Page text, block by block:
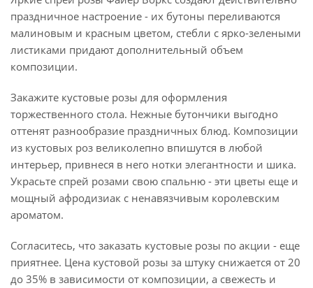
праздничное настроение - их бутоны переливаются
малиновым и красным цветом, стебли с ярко-зелеными
листиками придают дополнительный объем
композиции.
Закажите кустовые розы для оформления
торжественного стола. Нежные бутончики выгодно
оттенят разнообразие праздничных блюд. Композиции
из кустовых роз великолепно впишутся в любой
интерьер, привнеся в него нотки элегантности и шика.
Украсьте спрей розами свою спальню - эти цветы еще и
мощный афродизиак с ненавязчивым королевским
ароматом.
Согласитесь, что заказать кустовые розы по акции - еще
приятнее. Цена кустовой розы за штуку снижается от 20
до 35% в зависимости от композиции, а свежесть и